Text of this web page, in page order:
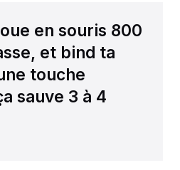
en souris 800
et bind ta
touche
sauve 3 à 4